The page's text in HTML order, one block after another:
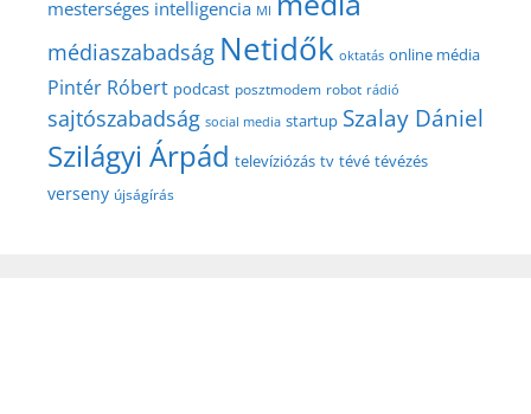
mesterséges intelligencia MI
médiaszabadság Netidők oktatás online média
Pintér Róbert podcast posztmodem robot rádió
sajtószabadság social media startup Szalay Dániel
Szilágyi Árpád televíziózás tv tévé tévézés
verseny újságírás